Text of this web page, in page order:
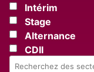
Intérim
Stage
Alternance
CDII